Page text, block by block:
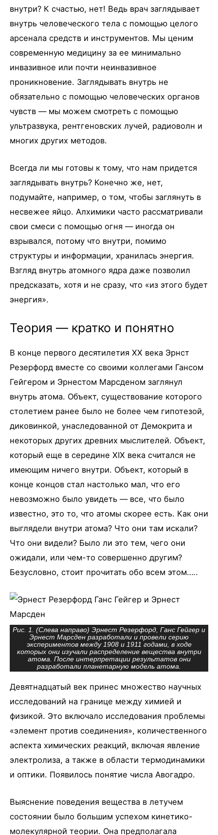
внутри? К счастью, нет! Ведь врач заглядывает
внутрь человеческого тела с помощью целого
арсенала средств и инструментов. Мы ценим
современную медицину за ее минимально
инвазивное или почти неинвазивное
проникновение. Заглядывать внутрь не
обязательно с помощью человеческих органов
чувств — мы можем смотреть с помощью
ультразвука, рентгеновских лучей, радиоволн и
многих других методов.
Всегда ли мы готовы к тому, что нам придется
заглядывать внутрь? Конечно же, нет,
подумайте, например, о том, чтобы заглянуть в
несвежее яйцо. Алхимики часто рассматривали
свои смеси с помощью огня — иногда он
взрывался, потому что внутри, помимо
структуры и информации, хранилась энергия.
Взгляд внутрь атомного ядра даже позволил
предсказать, хотя и не сразу, что «из этого будет
энергия».
Теория — кратко и понятно
В конце первого десятилетия XX века Эрнст
Резерфорд вместе со своими коллегами Гансом
Гейгером и Эрнестом Марсденом заглянул
внутрь атома. Объект, существование которого
столетием ранее было не более чем гипотезой,
диковинкой, унаследованной от Демокрита и
некоторых других древних мыслителей. Объект,
который еще в середине XIX века считался не
имеющим ничего внутри. Объект, который в
конце концов стал настолько мал, что его
невозможно было увидеть — все, что было
известно, это то, что атомы скорее есть. Как они
выглядели внутри атома? Что они там искали?
Что они видели? Было ли это тем, чего они
ожидали, или чем-то совершенно другим?
Безусловно, стоит прочитать обо всем этом…..
Рис. 1. (Слева направо) Эрнест Резерфорд, Ганс Гейгер и
Эрнест Марсден разработали и провели серию
экспериментов между 1908 и 1911 годами, в ходе
которых они изучали распределение вещества внутри
атома. После интерпретации результатов они
разработали планетарную модель атома.
Девятнадцатый век принес множество научных
исследований на границе между химией и
физикой. Это включало исследования проблемы
«элемент против соединения», количественного
аспекта химических реакций, включая явление
электролиза, а также в области термодинамики
и оптики. Появилось понятие числа Авогадро.
Выяснение поведения вещества в летучем
состоянии было большим успехом кинетико-
молекулярной теории. Она предполагала